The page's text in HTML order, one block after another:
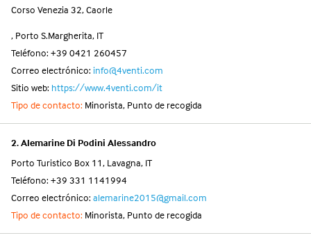
Corso Venezia 32, Caorle
, Porto S.Margherita, IT
Teléfono: +39 0421 260457
Correo electrónico: info@4venti.com
Sitio web: https://www.4venti.com/it
Tipo de contacto: Minorista, Punto de recogida
2. Alemarine Di Podini Alessandro
Porto Turistico Box 11, Lavagna, IT
Teléfono: +39 331 1141994
Correo electrónico: alemarine2015@gmail.com
Tipo de contacto: Minorista, Punto de recogida